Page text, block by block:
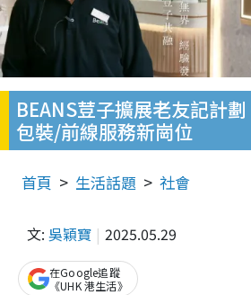
BEANS荳子擴展老友記計
包裝/前線服務新崗位
首頁 生活話題 社會
文: 吳穎寶 2025.05.29
在Google追蹤
《UHK 港生活》